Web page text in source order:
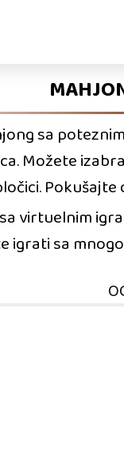
sa
Možete
virtuelnim
igrati sa